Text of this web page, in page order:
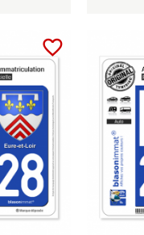
favorite_border